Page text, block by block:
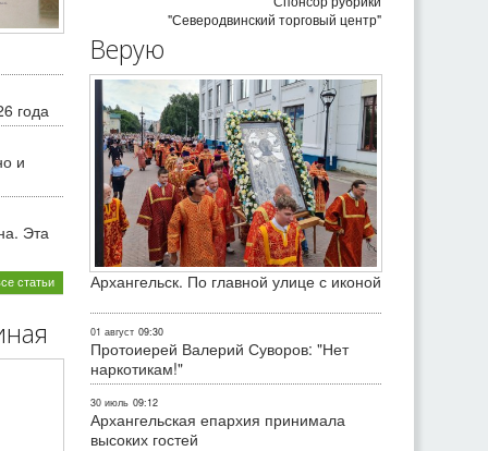
года
и
Эта
статьи
"Северодвинский торговый центр"
Верую
Архангельск. По главной улице с иконой
01 август 09:30
Протоиерей Валерий Суворов: "Нет
наркотикам!"
30 июль 09:12
Архангельская епархия принимала
высоких гостей